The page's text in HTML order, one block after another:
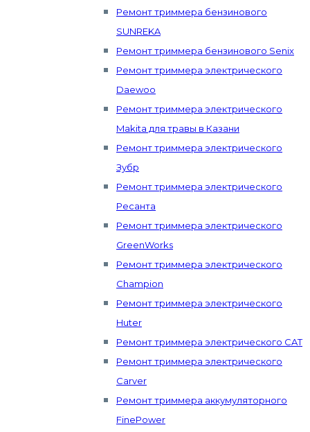
Ремонт триммера бензинового
SUNREKA
Ремонт триммера бензинового Senix
Ремонт триммера электрического
Daewoo
Ремонт триммера электрического
Makita для травы в Казани
Ремонт триммера электрического
Зубр
Ремонт триммера электрического
Ресанта
Ремонт триммера электрического
GreenWorks
Ремонт триммера электрического
Champion
Ремонт триммера электрического
Huter
Ремонт триммера электрического CAT
Ремонт триммера электрического
Carver
Ремонт триммера аккумуляторного
FinePower